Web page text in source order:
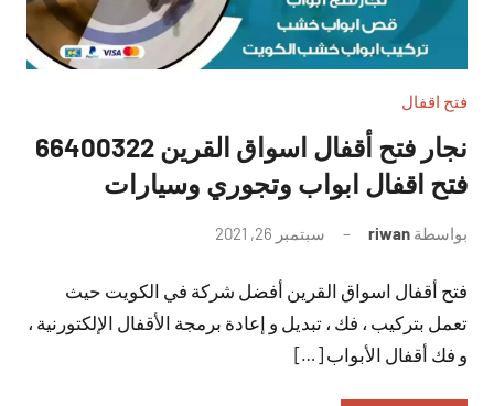
فتح اقفال
نجار فتح أقفال اسواق القرين 66400322
فتح اقفال ابواب وتجوري وسيارات
بواسطة riwan سبتمبر 26, 2021
تعليقات
فتح أقفال اسواق القرين أفضل شركة في الكويت حيث
تعمل بتركيب ، فك ، تبديل و إعادة برمجة الأقفال الإلكتورنية ،
و فك أقفال الأبواب […]